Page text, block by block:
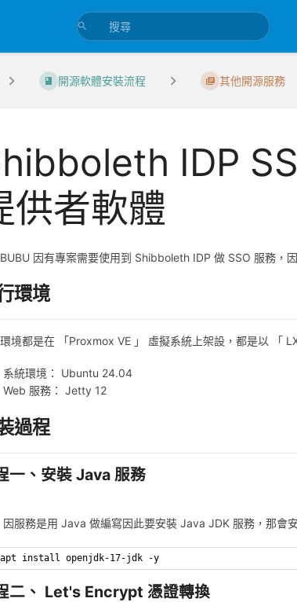
開源軟體安裝流程 其他開源服務
IDP
供者軟體
因有專案需要使用到 Shibboleth IDP 做 SSO 服務，
環境
都是在 「Proxmox VE 」 虛擬系統上架設，都是以 「
系統環境： Ubuntu 24.04
Web 服務： Jetty 12
過程
一、安裝 Java 服務
因服務是用 Java 做編寫因此要安裝 Java JDK 服務，那會
apt install openjdk-17-jdk -y
二、 Let's Encrypt 憑證轉換